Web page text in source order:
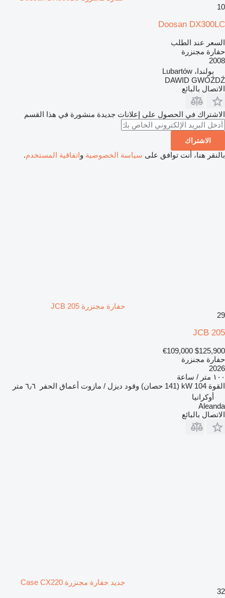
10
Doosan DX300LC
السعر عند الطلب
حفارة مجنزرة
2008
بولندا، Lubartów
DAWID GWÓŹDŹ
الاتصال بالبائع
الاشتراك في الحصول على إعلانات جديدة منشورة في هذا القسم
الاشتراك
بالنقر هنا، أنت توافق على سياسة الخصوصية واتفاقية المستخدم.
حفارة مجنزرة JCB 205
29
JCB 205
$125,900
€109,000
حفارة مجنزرة
2026
١٠٠ متر / ساعة
القوة 104 kW (141 حصان) وقود ديزل / مازوت أعماق الحفر
٦٫٦ متر
أوكرانيا
Aleanda
الاتصال بالبائع
جديد حفارة مجنزرة Case CX220
32